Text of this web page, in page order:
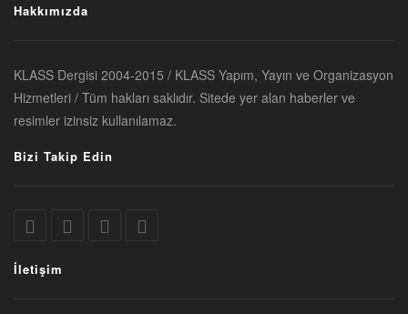
Hakkımızda
KLASS Dergisi 2004-2015 / KLASS Yapım, Yayın ve Organizasyon
Hizmetleri / Tüm hakları saklıdır. Sitede yer alan haberler ve
resimler izinsiz kullanılamaz.
Bizi Takip Edin
İletişim